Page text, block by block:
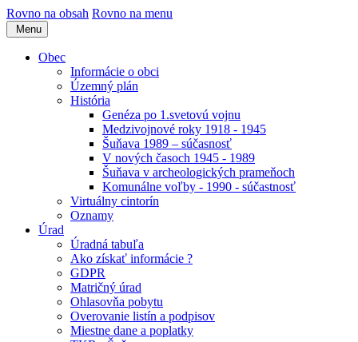
Rovno na obsah Rovno na menu
Menu
Obec
Informácie o obci
Územný plán
História
Genéza po 1.svetovú vojnu
Medzivojnové roky 1918 - 1945
Šuňava 1989 – súčasnosť
V nových časoch 1945 - 1989
Šuňava v archeologických prameňoch
Komunálne voľby - 1990 - súčastnosť
Virtuálny cintorín
Oznamy
Úrad
Úradná tabuľa
Ako získať informácie ?
GDPR
Matričný úrad
Ohlasovňa pobytu
Overovanie listín a podpisov
Miestne dane a poplatky